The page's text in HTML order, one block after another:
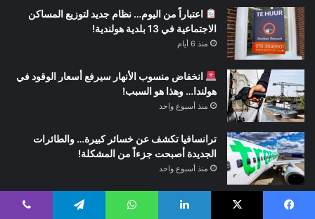
اعتباراً من اليوم… نظام جديد لتوزيع المساكن
الاجتماعية في 13 بلدية هولندية!
منذ 6 أيام
انخفاض منسوب الأنهار سيرفع أسعار الوقود في
هولندا… وهذا هو السبب!
منذ أسبوع واحد
ترانسافيا تكشف عن خسائر كبيرة… والطائرات
الجديدة أصبحت جزءاً من المشكلة!
منذ أسبوع واحد
عملية أمنية كبيرة في بيلتهوفن… إخلاء جزء من الحي